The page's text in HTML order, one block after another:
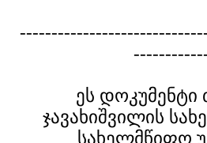
ეს დოკუმენტი
ჯავახიშვილის
სახელმწიფო